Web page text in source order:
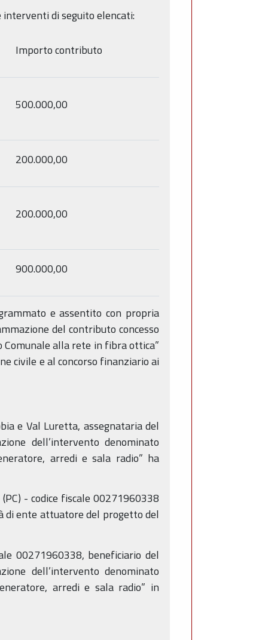
interventi di seguito elencati:
Importo contributo
500.000,00
200.000,00
200.000,00
900.000,00
e assentito con propria
del contributo concesso
alla rete in fibra ottica”
civile e al concorso finanziario ai
e Val Luretta, assegnataria del
dell’intervento denominato
arredi e sala radio” ha
- codice fiscale 00271960338
di ente attuatore del progetto del
00271960338, beneficiario del
dell’intervento denominato
arredi e sala radio” in